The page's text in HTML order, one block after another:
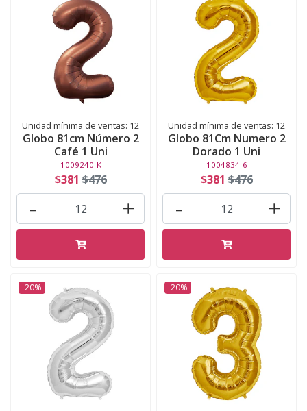
Unidad mínima de ventas: 12
Globo 81cm Número 2
Café 1 Uni
1009240-K
$381 $476
+
-
Unidad mínima de ventas: 12
Globo 81Cm Numero 2
Dorado 1 Uni
1004834-6
$381 $476
+
-
-20% -20%